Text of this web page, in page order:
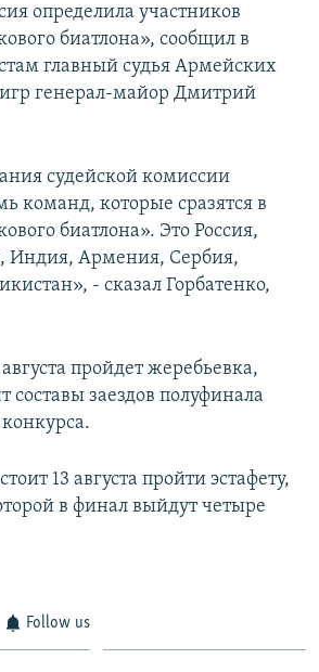
Азатутюн
определила участников
биатлона», сообщил в
главный судья Армейских
генерал-майор Дмитрий
судейской комиссии
команд, которые сразятся в
биатлона». Это Россия,
Индия, Армения, Сербия,
- сказал Горбатенко,
пройдет жеребьевка,
составы заездов полуфинала
13 августа пройти эстафету,
в финал выйдут четыре
Follow us